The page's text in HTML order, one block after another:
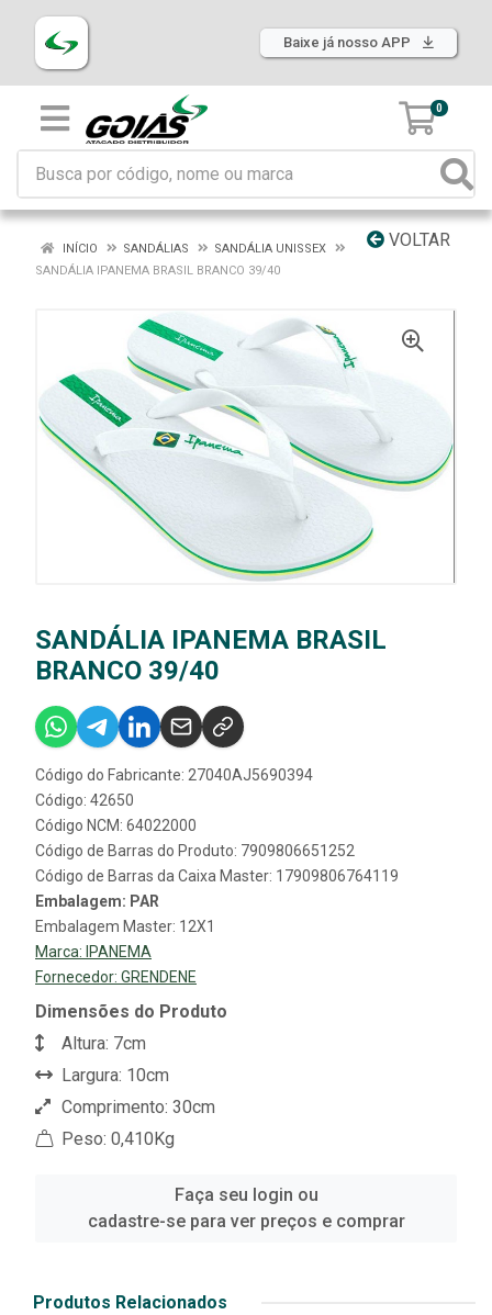
Baixe já nosso APP
0
VOLTAR
INÍCIO SANDÁLIAS
SANDÁLIA UNISSEX
SANDÁLIA IPANEMA BRASIL BRANCO 39/40
SANDÁLIA IPANEMA BRASIL
BRANCO 39/40
Código do Fabricante: 27040AJ5690394
Código: 42650
Código NCM: 64022000
Código de Barras do Produto: 7909806651252
Código de Barras da Caixa Master: 17909806764119
Embalagem: PAR
Embalagem Master: 12X1
Marca: IPANEMA
Fornecedor: GRENDENE
Dimensões do Produto
Altura: 7cm
Largura: 10cm
Comprimento: 30cm
Peso: 0,410Kg
Faça seu login ou
cadastre-se para ver preços e comprar
Produtos Relacionados